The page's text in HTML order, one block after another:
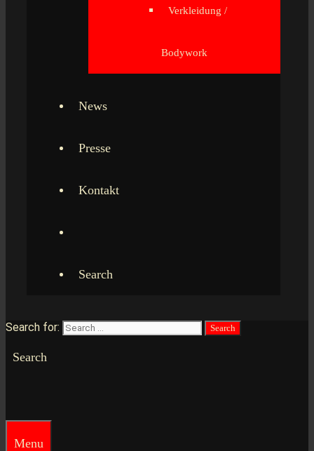
Verkleidung /
Bodywork
News
Presse
Kontakt
Search
Search for:
Search
Menu